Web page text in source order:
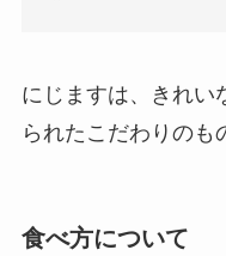
にじますは、きれい
られたこだわりのも
食べ方について